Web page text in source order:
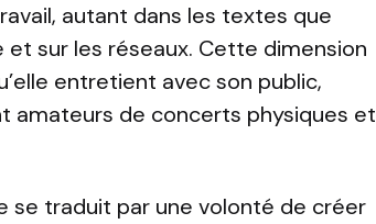
autant dans les textes que
sur les réseaux. Cette dimension
entretient avec son public,
amateurs de concerts physiques et
traduit par une volonté de créer